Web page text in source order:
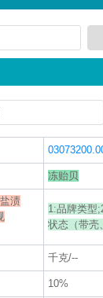
冻贻贝
渍
1:品牌类型
状态（带壳
千克/--
10%